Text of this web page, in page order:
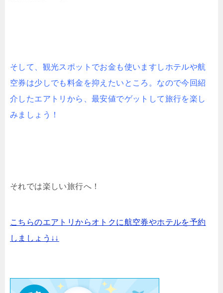
そして、観光スポットでお金も使いますしホテルや航
空券は少しでも料金を抑えたいところ。なので今回紹
介したエアトリから、最安値でゲットして旅行を楽し
みましょう！
それでは楽しい旅行へ！
こちらのエアトリからオトクに航空券やホテルを予約
しましょう↓↓